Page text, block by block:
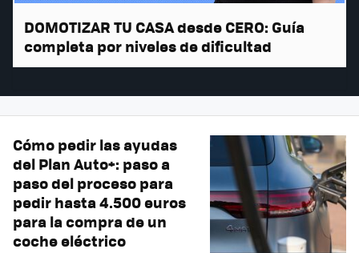
DOMOTIZAR TU CASA desde CERO: Guía
completa por niveles de dificultad
Cómo pedir las ayudas
del Plan Auto+: paso a
paso del proceso para
pedir hasta 4.500 euros
para la compra de un
coche eléctrico